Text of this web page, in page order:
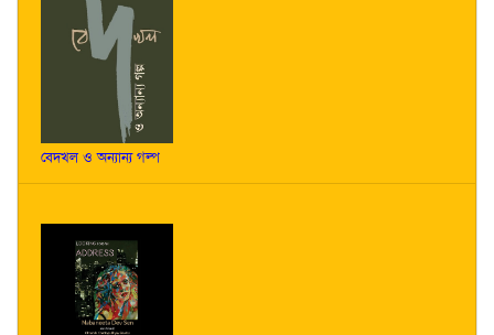
বেদখল ও অন্যান্য গল্প